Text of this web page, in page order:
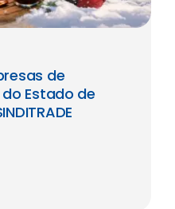
de
Estado de